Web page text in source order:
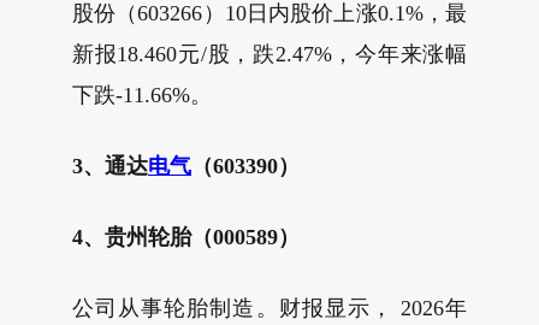
股份（603266）10日内股价上涨0.1%，最
新报18.460元/股，跌2.47%，今年来涨幅
下跌-11.66%。
3、通达电气 （603390）
4、贵州轮胎（000589）
公司从事轮胎制造。财报显示， 2026年